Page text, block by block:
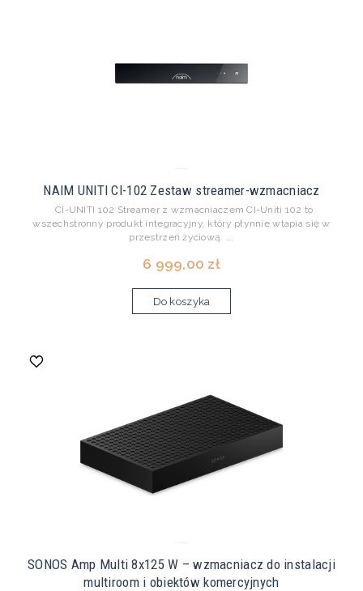
NAIM UNITI CI-102 Zestaw streamer-wzmacniacz
CI-UNITI 102 Streamer z wzmacniaczem CI-Uniti 102 to
wszechstronny produkt integracyjny, który płynnie wtapia się w
przestrzeń życiową. ...
6 999,00 zł
Do koszyka
SONOS Amp Multi 8x125 W – wzmacniacz do instalacji
multiroom i obiektów komercyjnych